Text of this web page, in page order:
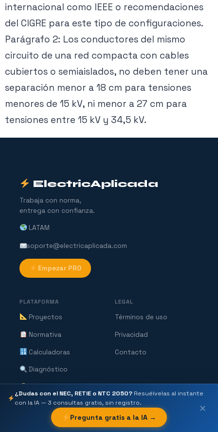
internacional como IEEE o recomendaciones
del CIGRE para este tipo de configuraciones.
Parágrafo 2: Los conductores del mismo
circuito de una red compacta con cables
cubiertos o semiaislados, no deben tener una
separación menor a 18 cm para tensiones
menores de 15 kV, ni menor a 27 cm para
tensiones entre 15 kV y 34,5 kV.
ElectricAplicada
Trabaja con norma,
entrega con confianza.
LATAM
soporte@electricaplicada.com
Empezar PRO
PLATAFORMA
Proyectos
Normativa
Calculadoras
Diagnóstico
Presupuestos
Precios
LEGAL
Términos de uso
Privacidad
Contacto
¿Dudas con el NEC, RETIE o NTC 2050? Resuélvelas al instante
con la IA — 3 consultas gratis, sin registro.
Pregunta gratis a la IA →
✕